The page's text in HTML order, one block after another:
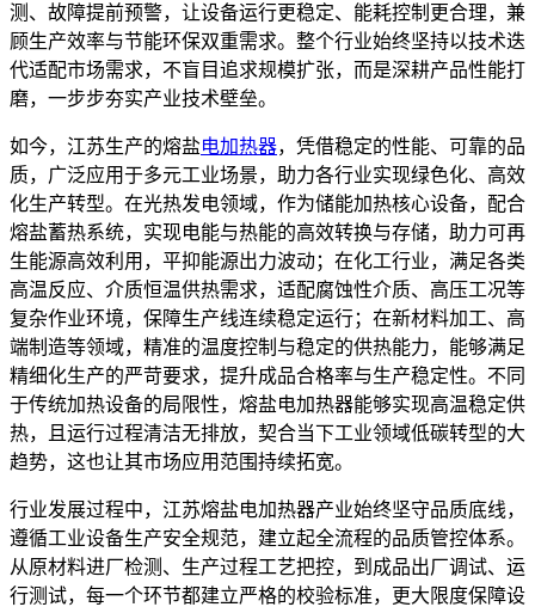
测、故障提前预警，让设备运行更稳定、能耗控制更合理，兼
顾生产效率与节能环保双重需求。整个行业始终坚持以技术迭
代适配市场需求，不盲目追求规模扩张，而是深耕产品性能打
磨，一步步夯实产业技术壁垒。
如今，江苏生产的熔盐电加热器，凭借稳定的性能、可靠的品
质，广泛应用于多元工业场景，助力各行业实现绿色化、高效
化生产转型。在光热发电领域，作为储能加热核心设备，配合
熔盐蓄热系统，实现电能与热能的高效转换与存储，助力可再
生能源高效利用，平抑能源出力波动；在化工行业，满足各类
高温反应、介质恒温供热需求，适配腐蚀性介质、高压工况等
复杂作业环境，保障生产线连续稳定运行；在新材料加工、高
端制造等领域，精准的温度控制与稳定的供热能力，能够满足
精细化生产的严苛要求，提升成品合格率与生产稳定性。不同
于传统加热设备的局限性，熔盐电加热器能够实现高温稳定供
热，且运行过程清洁无排放，契合当下工业领域低碳转型的大
趋势，这也让其市场应用范围持续拓宽。
行业发展过程中，江苏熔盐电加热器产业始终坚守品质底线，
遵循工业设备生产安全规范，建立起全流程的品质管控体系。
从原材料进厂检测、生产过程工艺把控，到成品出厂调试、运
行测试，每一个环节都建立严格的校验标准，更大限度保障设